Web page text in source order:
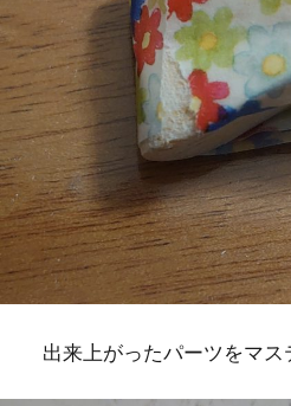
出来上がったパーツをマス